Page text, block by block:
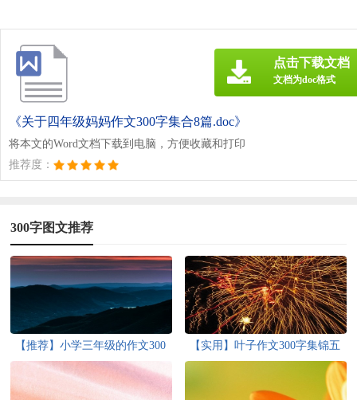
《关于四年级妈妈作文300字集合8篇.doc》
将本文的Word文档下载到电脑，方便收藏和打印
推荐度：
点击下载文档
文档为doc格式
300字图文推荐
【推荐】小学三年级的作文300
字9篇
【实用】叶子作文300字集锦五